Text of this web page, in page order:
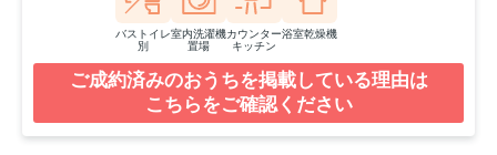
バストイレ
別
室内洗濯機
置場
カウンター
キッチン
浴室乾燥機
ご成約済みのおうちを掲載している理由は
こちらをご確認ください